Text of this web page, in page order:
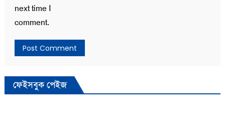
next time I
comment.
ফেইসবুক পেইজ